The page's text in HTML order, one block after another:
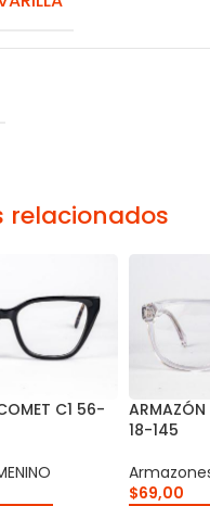
relacionados
C1 56-
18-145
$69,00